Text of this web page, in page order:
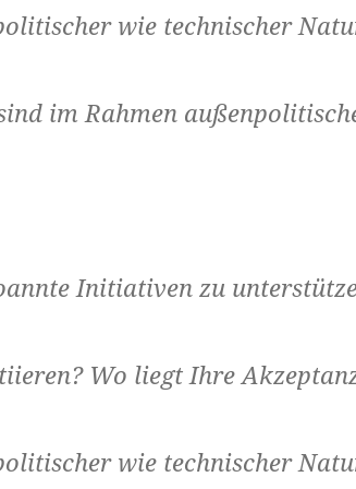
wie technischer
im Rahmen
Initiativen zu
Wo liegt Ihre
wie technischer